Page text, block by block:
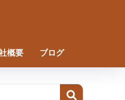
概要 ブログ